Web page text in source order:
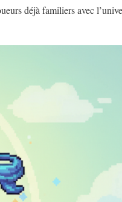
déjà familiers avec